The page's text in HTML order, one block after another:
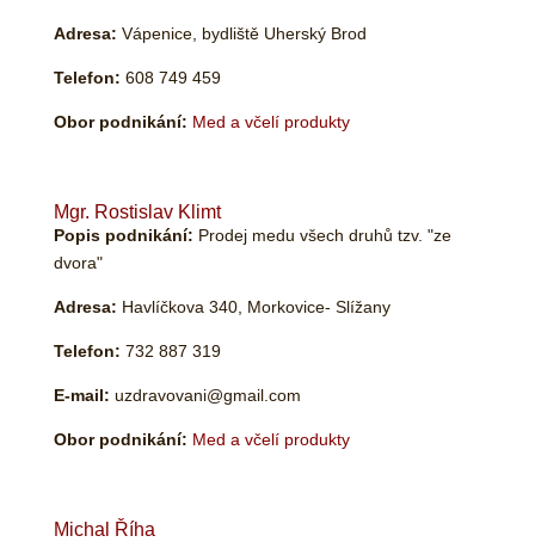
Adresa: Vápenice, bydliště Uherský Brod
Telefon: 608 749 459
Obor podnikání: Med a včelí produkty
Mgr. Rostislav Klimt
Popis podnikání: Prodej medu všech druhů tzv. "ze
dvora"
Adresa: Havlíčkova 340, Morkovice- Slížany
Telefon: 732 887 319
E-mail: uzdravovani@gmail.com
Obor podnikání: Med a včelí produkty
Michal Říha